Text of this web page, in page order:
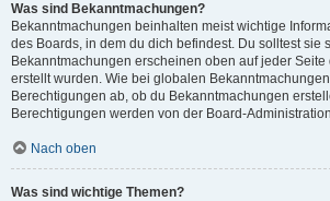
Was sind Bekanntmachungen?
Bekanntmachungen beinhalten meist wichtige
des Boards, in dem du dich befindest. Du solltest sie
Bekanntmachungen erscheinen oben auf jeder Seite
erstellt wurden. Wie bei globalen
Berechtigungen ab, ob du Bekanntmachungen
Berechtigungen werden von der Board-
Nach oben
Was sind wichtige Themen?